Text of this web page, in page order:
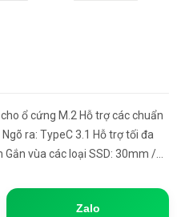
ổ cứng M.2 Hỗ trợ các chuẩn
ra: TypeC 3.1 Hỗ trợ tối đa
Gắn vùa các loại SSD: 30mm /
Zalo